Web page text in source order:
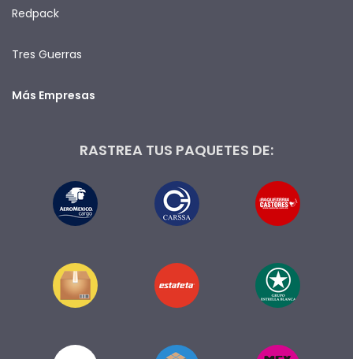
Redpack
Tres Guerras
Más Empresas
RASTREA TUS PAQUETES DE: